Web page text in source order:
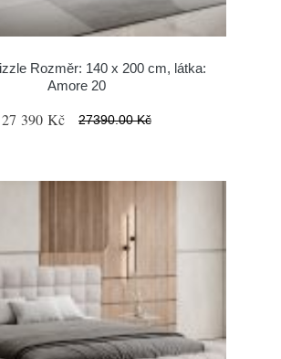
Rozměr: 140 x 200 cm, látka:
Amore 20
27 390 Kč 27390.00 Kč